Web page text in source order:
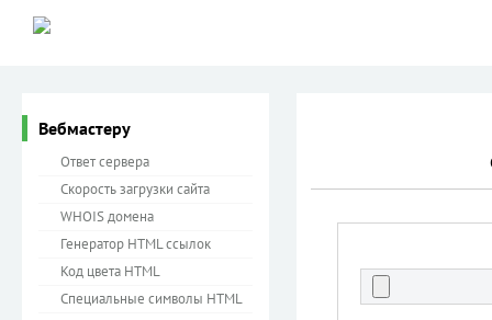
Вебмастеру
Ответ сервера
Скорость загрузки сайта
WHOIS домена
Генератор HTML ссылок
Код цвета HTML
Специальные символы HTML